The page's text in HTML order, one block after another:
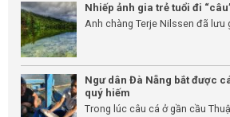
Nhiếp ảnh gia trẻ tuổi đi
Anh chàng Terje Nilssen đã lưu
Ngư dân Đà Nẵng bắt được
quý hiếm
Trong lúc câu cá ở gần cầu